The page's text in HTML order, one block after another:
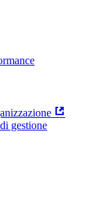
gestione